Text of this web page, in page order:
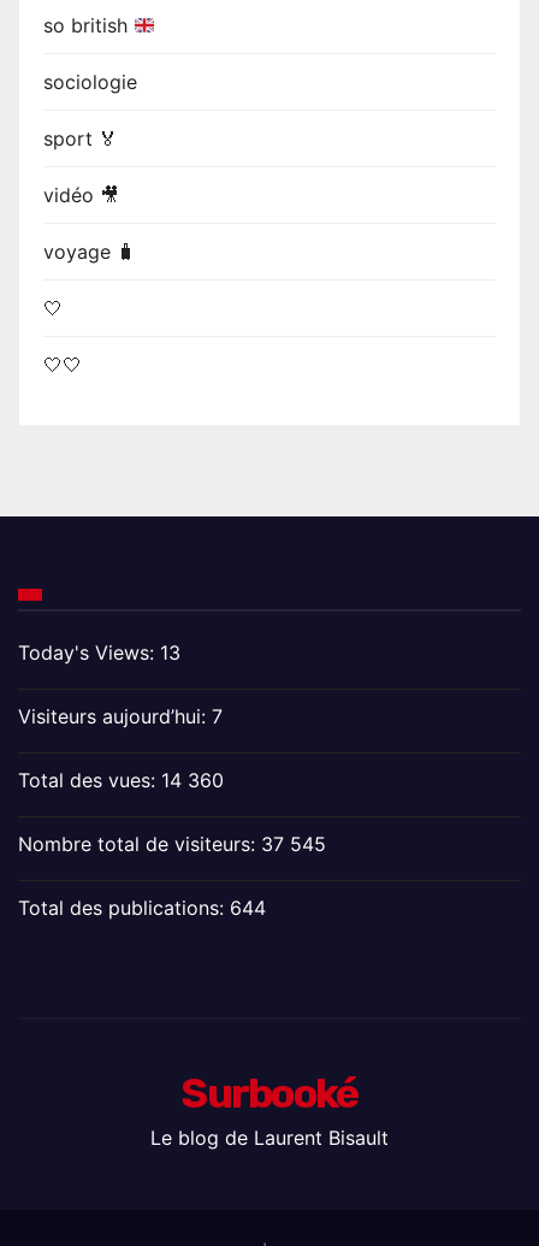
so british
sociologie
sport 🏅
vidéo 🎥
voyage 🧳
🤍
🤍🤍
Today's Views: 13
Visiteurs aujourd’hui: 7
Total des vues: 14 360
Nombre total de visiteurs: 37 545
Total des publications: 644
Surbooké
Le blog de Laurent Bisault